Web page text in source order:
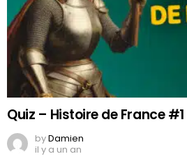
Quiz – Histoire de France #1
byDamien
il y a un an